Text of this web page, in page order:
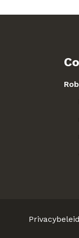
Privacybeleid